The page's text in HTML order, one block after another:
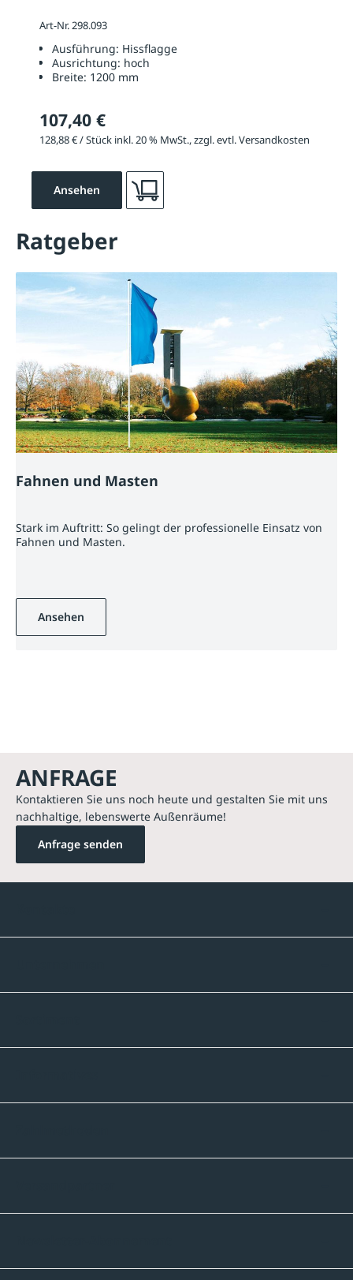
Art-Nr. 298.093
Ausführung: Hissflagge
Ausrichtung: hoch
Breite: 1200 mm
107,40 €
128,88 € / Stück inkl. 20 % MwSt., zzgl. evtl. Versandkosten
Ansehen
Ratgeber
Fahnen und Masten
Stark im Auftritt: So gelingt der professionelle Einsatz von
Fahnen und Masten.
Ansehen
ANFRAGE
Kontaktieren Sie uns noch heute und gestalten Sie mit uns
nachhaltige, lebenswerte Außenräume!
Anfrage senden